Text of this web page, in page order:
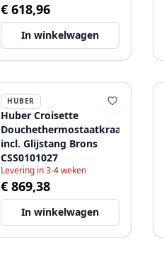
€ 618,96
In winkelwagen
HUBER
Huber Croisette
Douchethermostaatkraan
incl. Glijstang Brons
CSS0101027
Levering in 3-4 weken
€ 869,38
In winkelwagen